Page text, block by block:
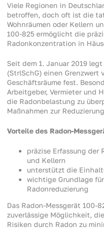
Viele Regionen in
betroffen, doch oft ist die
Wohnräumen oder Kellern
100-825 ermöglicht die
Radonkonzentration in
Seit dem 1. Januar 2019
(StrlSchG) einen Grenzwert
Geschäftsräume fest.
Arbeitgeber, Vermieter und
die Radonbelastung zu
Maßnahmen zur
Vorteile des Radon-
präzise Erfassung der
und Kellern
unterstützt die
wichtige Grundlage
Radonreduzierung
Das Radon-Messgerät 100-
zuverlässige Möglichkeit,
Risiken durch Radon zu